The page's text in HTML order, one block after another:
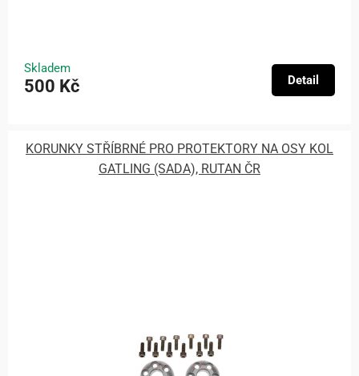
Skladem
500 Kč Detail
KORUNKY STŘÍBRNÉ PRO PROTEKTORY NA OSY KOL
GATLING (SADA), RUTAN ČR